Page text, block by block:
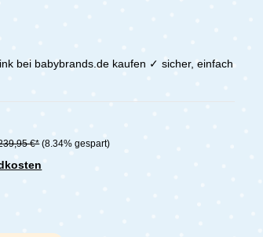
bei babybrands.de kaufen ✓ sicher, einfach
€* (8.34% gespart)
von 5 Sternen